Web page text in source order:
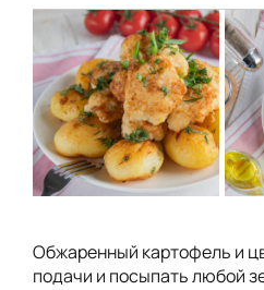
Обжаренный картофель и
подачи и посыпать любой